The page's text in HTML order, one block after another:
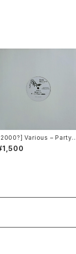
Various – Party R
Volume 5 [OPR]